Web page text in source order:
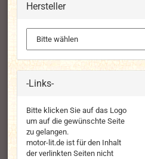
Hersteller
-Links-
Bitte klicken Sie auf das Logo
um auf die gewünschte Seite
zu gelangen.
motor-lit.de ist für den Inhalt
der verlinkten Seiten nicht